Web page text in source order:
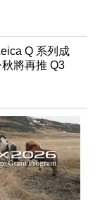
Q 系列成
將再推 Q3